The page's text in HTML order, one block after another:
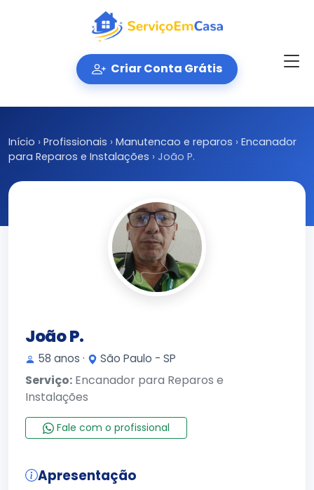
Criar Conta Grátis
Início › Profissionais › Manutencao e reparos › Encanador
para Reparos e Instalações › João P.
João P.
58 anos · São Paulo - SP
Serviço: Encanador para Reparos e
Instalações
Fale com o profissional
Apresentação